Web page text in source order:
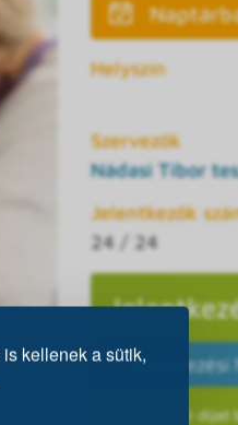
kellenek a sütik,
Helyszín
Szervezők
Nádasi Tibor
Jelentkezők
24 / 24
A jelentkezési
A részvételi